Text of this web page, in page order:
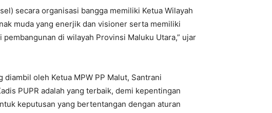
secara organisasi bangga memiliki Ketua Wilayah
muda yang enerjik dan visioner serta memiliki
di wilayah Provinsi Maluku Utara,” ujar
diambil oleh Ketua MPW PP Malut, Santrani
PUPR adalah yang terbaik, demi kepentingan
keputusan yang bertentangan dengan aturan